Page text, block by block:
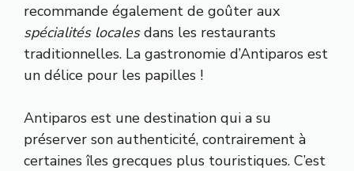
recommande également de goûter aux
spécialités localesdans les restaurants
traditionnelles. La gastronomie d’Antiparos est
un délice pour les papilles !
Antiparos est une destination qui a su
préserver son authenticité, contrairement à
certaines îles grecques plus touristiques. C’est